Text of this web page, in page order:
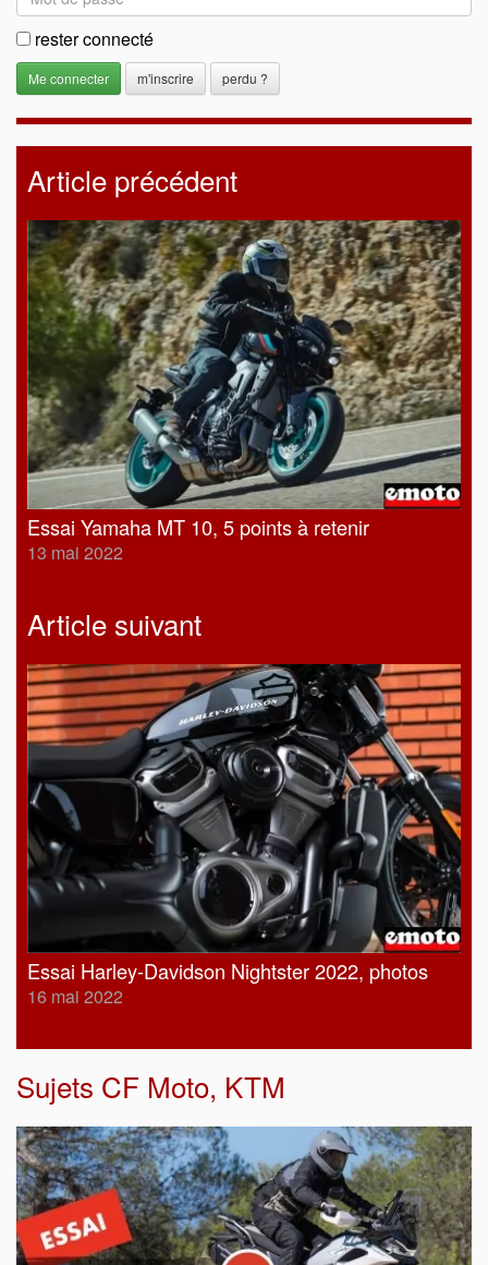
rester connecté
m'inscrire perdu ?
Article précédent
Essai Yamaha MT 10, 5 points à retenir
13 mai 2022
Article suivant
Essai Harley-Davidson Nightster 2022, photos
16 mai 2022
Sujets CF Moto, KTM